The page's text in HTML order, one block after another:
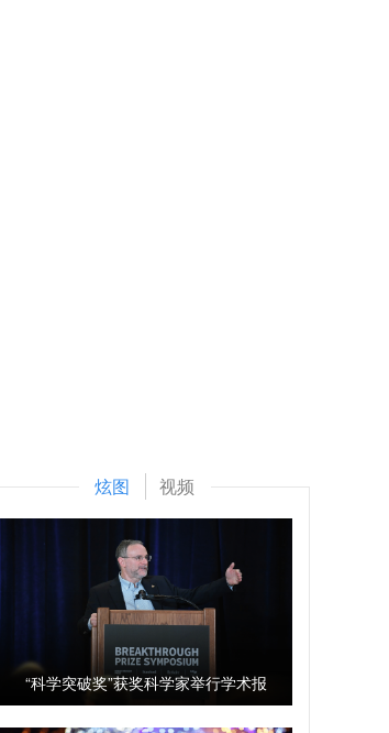
炫图 视频
“科学突破奖”获奖科学家举行学术报